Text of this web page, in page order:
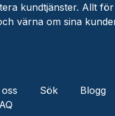
kundtjänster. Allt
värna om sina
Sök Blogg